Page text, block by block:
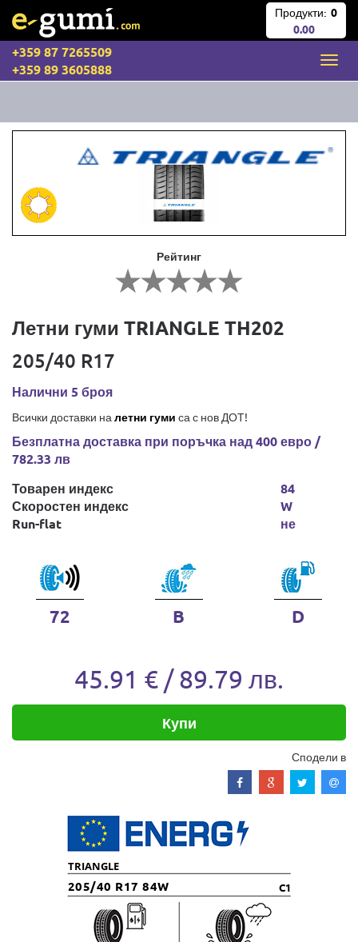
Продукти: 0
0.00
+359 87 7265509
+359 89 3605888
Рейтинг
Летни гуми TRIANGLE TH202
205/40 R17
Налични 5 броя
Всички доставки на летни гуми са с нов ДОТ!
Безплатна доставка при поръчка над 400 евро /
782.33 лв
Товарен индекс
Скоростен индекс
Run-flat
84
W
не
72 B D
45.91 € / 89.79 лв.
Купи
Сподели в
TRIANGLE
205/40 R17 84W C1